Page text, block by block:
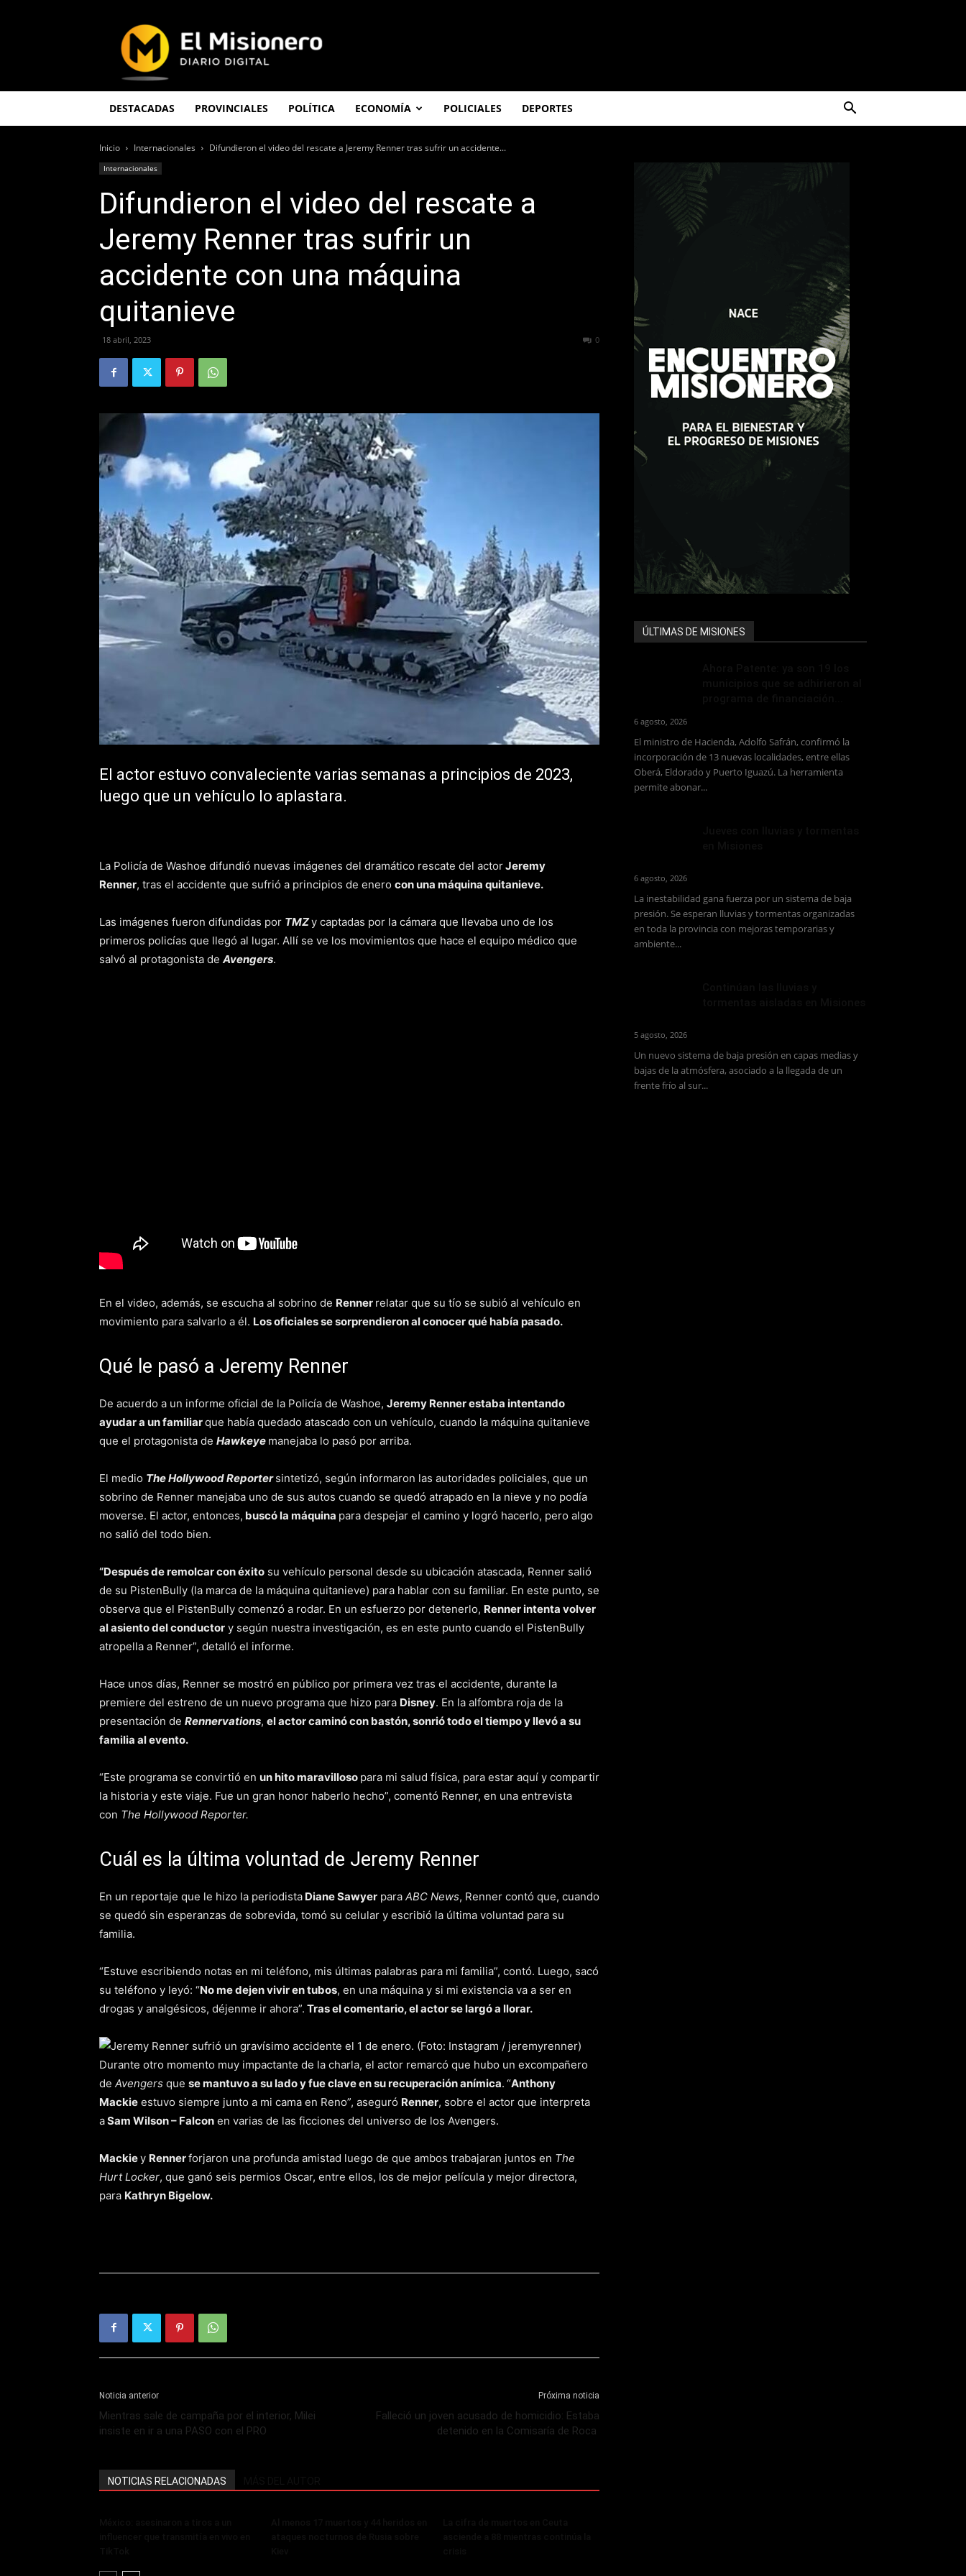
Misionero
DESTACADAS PROVINCIALES POLÍTICA ECONOMÍA POLICIALES DEPORTES
Inicio Internacionales Difundieron el video del rescate a Jeremy Renner tras sufrir un accidente...
Internacionales
Difundieron el video del rescate a
Jeremy Renner tras sufrir un
accidente con una máquina
quitanieve
18 abril, 2023 0
El actor estuvo convaleciente varias semanas a principios de 2023,
luego que un vehículo lo aplastara.
La Policía de Washoe difundió nuevas imágenes del dramático rescate del actorJeremy
Renner, tras el accidente que sufrió a principios de enero con una máquina quitanieve.
Las imágenes fueron difundidas por TMZy captadas por la cámara que llevaba uno de los
primeros policías que llegó al lugar. Allí se ve los movimientos que hace el equipo médico que
salvó al protagonista deAvengers.
En el video, además, se escucha al sobrino de Renner relatar que su tío se subió al vehículo en
movimiento para salvarlo a él. Los oficiales se sorprendieron al conocer qué había pasado.
Qué le pasó a Jeremy Renner
De acuerdo a un informe oficial de la Policía de Washoe, Jeremy Renner estaba intentando
ayudar a un familiarque había quedado atascado con un vehículo, cuando la máquina quitanieve
que el protagonista de Hawkeye manejaba lo pasó por arriba.
El medio The Hollywood Reporter sintetizó, según informaron las autoridades policiales, que un
sobrino de Renner manejaba uno de sus autos cuando se quedó atrapado en la nieve y no podía
moverse. El actor, entonces, buscó la máquina para despejar el camino y logró hacerlo, pero algo
no salió del todo bien.
“Después de remolcar con éxito su vehículo personal desde su ubicación atascada, Renner salió
de su PistenBully (la marca de la máquina quitanieve) para hablar con su familiar. En este punto, se
observa que el PistenBully comenzó a rodar. En un esfuerzo por detenerlo, Renner intenta volver
al asiento del conductor y según nuestra investigación, es en este punto cuando el PistenBully
atropella a Renner”, detalló el informe.
Hace unos días, Renner se mostró en público por primera vez tras el accidente, durante la
premiere del estreno de un nuevo programa que hizo para Disney. En la alfombra roja de la
presentación de Rennervations, el actor caminó con bastón, sonrió todo el tiempo y llevó a su
familia al evento.
“Este programa se convirtió en un hito maravilloso para mi salud física, para estar aquí y compartir
la historia y este viaje. Fue un gran honor haberlo hecho”, comentó Renner, en una entrevista
con The Hollywood Reporter.
Cuál es la última voluntad de Jeremy Renner
En un reportaje que le hizo la periodista Diane Sawyer para ABC News, Renner contó que, cuando
se quedó sin esperanzas de sobrevida, tomó su celular y escribió la última voluntad para su
familia.
“Estuve escribiendo notas en mi teléfono, mis últimas palabras para mi familia”, contó. Luego, sacó
su teléfono y leyó: “No me dejen vivir en tubos, en una máquina y si mi existencia va a ser en
drogas y analgésicos, déjenme ir ahora”. Tras el comentario, el actor se largó a llorar.
Durante otro momento muy impactante de la charla, el actor remarcó que hubo un excompañero
de Avengers que se mantuvo a su lado y fue clave en su recuperación anímica. “Anthony
Mackie estuvo siempre junto a mi cama en Reno”, aseguró Renner, sobre el actor que interpreta
aSam Wilson – Falcon en varias de las ficciones del universo de los Avengers.
Mackiey Rennerforjaron una profunda amistad luego de que ambos trabajaran juntos en The
Hurt Locker, que ganó seis permios Oscar, entre ellos, los de mejor película y mejor directora,
para Kathryn Bigelow.
Noticia anterior
Mientras sale de campaña por el interior, Milei
insiste en ir a una PASO con el PRO
Próxima noticia
Falleció un joven acusado de homicidio: Estaba
detenido en la Comisaría de Roca
NOTICIAS RELACIONADAS
ÚLTIMAS DE MISIONES
6 agosto, 2026
El ministro de Hacienda, Adolfo Safrán, confirmó la
incorporación de 13 nuevas localidades, entre ellas
Oberá, Eldorado y Puerto Iguazú. La herramienta
permite abonar...
6 agosto, 2026
La inestabilidad gana fuerza por un sistema de baja
presión. Se esperan lluvias y tormentas organizadas
en toda la provincia con mejoras temporarias y
ambiente...
5 agosto, 2026
Un nuevo sistema de baja presión en capas medias y
bajas de la atmósfera, asociado a la llegada de un
frente frío al sur...